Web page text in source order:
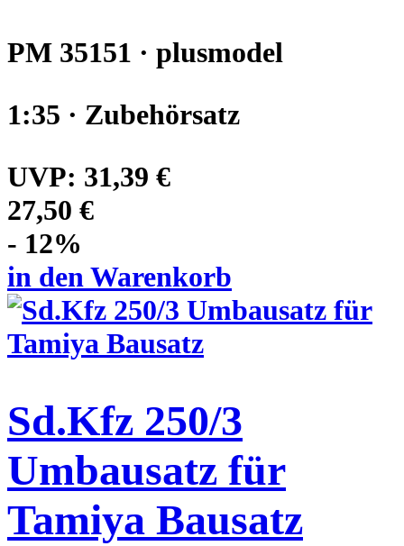
PM 35151 · plusmodel
1:35 · Zubehörsatz
UVP: 31,39 €
27,50 €
- 12%
in den Warenkorb
Sd.Kfz 250/3
Umbausatz für
Tamiya Bausatz